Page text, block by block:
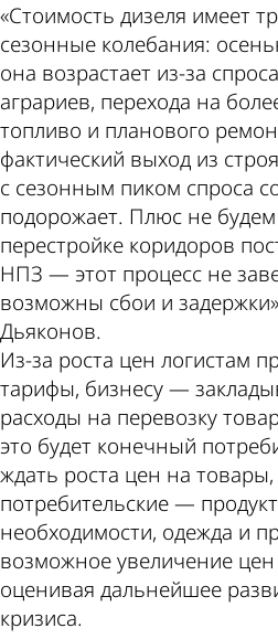
«Стоимость дизеля имеет
сезонные колебания:
она возрастает из-за
аграриев, перехода на
топливо и планового
фактический выход из
с сезонным пиком спроса
подорожает. Плюс не
перестройке коридоров
НПЗ — этот процесс не
возможны сбои и
Дьяконов.
Из-за роста цен логистам
тарифы, бизнесу —
расходы на перевозку
это будет конечный
ждать роста цен на
потребительские —
необходимости, одежда и
возможное увеличение
оценивая дальнейшее
кризиса.